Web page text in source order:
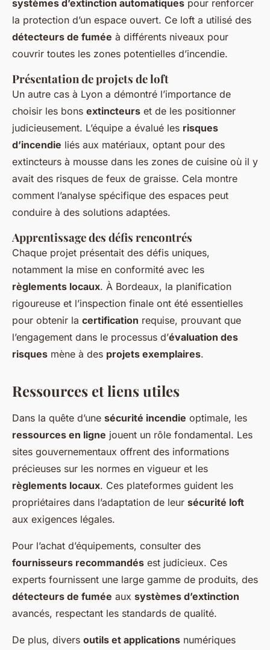
systèmes d’extinction automatiques pour renforcer
la protection d’un espace ouvert. Ce loft a utilisé des
détecteurs de fumée à différents niveaux pour
couvrir toutes les zones potentielles d’incendie.
Présentation de projets de loft
Un autre cas à Lyon a démontré l’importance de
choisir les bons extincteurs et de les positionner
judicieusement. L’équipe a évalué les risques
d’incendie liés aux matériaux, optant pour des
extincteurs à mousse dans les zones de cuisine où il y
avait des risques de feux de graisse. Cela montre
comment l’analyse spécifique des espaces peut
conduire à des solutions adaptées.
Apprentissage des défis rencontrés
Chaque projet présentait des défis uniques,
notamment la mise en conformité avec les
règlements locaux. À Bordeaux, la planification
rigoureuse et l’inspection finale ont été essentielles
pour obtenir la certification requise, prouvant que
l’engagement dans le processus d’évaluation des
risques mène à des projets exemplaires.
Ressources et liens utiles
Dans la quête d’une sécurité incendie optimale, les
ressources en ligne jouent un rôle fondamental. Les
sites gouvernementaux offrent des informations
précieuses sur les normes en vigueur et les
règlements locaux. Ces plateformes guident les
propriétaires dans l’adaptation de leur sécurité loft
aux exigences légales.
Pour l’achat d’équipements, consulter des
fournisseurs recommandés est judicieux. Ces
experts fournissent une large gamme de produits, des
détecteurs de fumée aux systèmes d’extinction
avancés, respectant les standards de qualité.
De plus, divers outils et applications numériques